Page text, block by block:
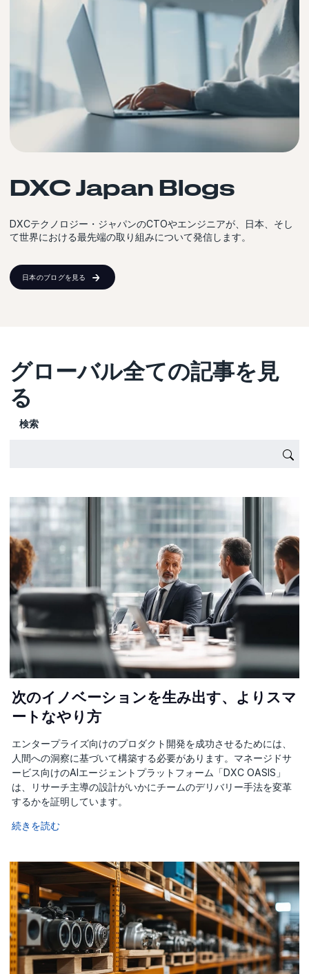
DXC Japan Blogs
DXCテクノロジー・ジャパンのCTOやエンジニアが、日本、そし
て世界における最先端の取り組みについて発信します。
日本のブログを見る
グローバル全ての記事を見
る
検索
次のイノベーションを生み出す、よりスマ
ートなやり方
エンタープライズ向けのプロダクト開発を成功させるためには、
人間への洞察に基づいて構築する必要があります。マネージドサ
ービス向けのAIエージェントプラットフォーム「DXC OASIS」
は、リサーチ主導の設計がいかにチームのデリバリー手法を変革
するかを証明しています。
続きを読む